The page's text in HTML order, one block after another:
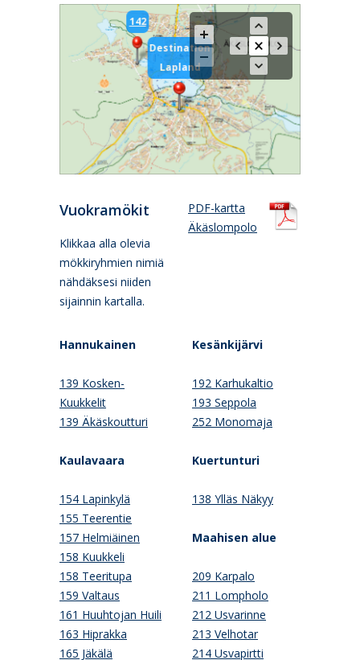
142
Destination
Lapland
Vuokramökit
Klikkaa alla olevia
mökkiryhmien nimiä
nähdäksesi niiden
sijainnin kartalla.
PDF-kartta
Äkäslompolo
Hannukainen
139 Kosken-
Kuukkelit
139 Äkäskoutturi
Kaulavaara
154 Lapinkylä
155 Teerentie
157 Helmiäinen
158 Kuukkeli
158 Teeritupa
159 Valtaus
161 Huuhtojan Huili
163 Hiprakka
165 Jäkälä
Kesänkijärvi
192 Karhukaltio
193 Seppola
252 Monomaja
Kuertunturi
138 Ylläs Näkyy
Maahisen alue
209 Karpalo
211 Lompholo
212 Usvarinne
213 Velhotar
214 Usvapirtti